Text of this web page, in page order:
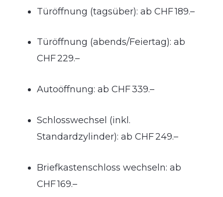
Türöffnung (tagsüber): ab CHF 189.–
Türöffnung (abends/Feiertag): ab
CHF 229.–
Autoöffnung: ab CHF 339.–
Schlosswechsel (inkl.
Standardzylinder): ab CHF 249.–
Briefkastenschloss wechseln: ab
CHF 169.–